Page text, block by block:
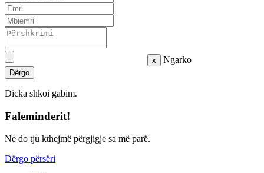
x Ngarko
Dërgo
Dicka shkoi gabim.
Faleminderit!
Ne do tju kthejmë përgjigje sa më parë.
Dërgo përsëri